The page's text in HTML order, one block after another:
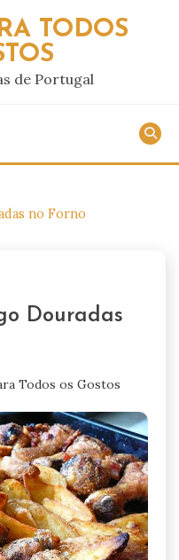
TODOS
de Portugal
no Forno
Douradas
Todos os Gostos